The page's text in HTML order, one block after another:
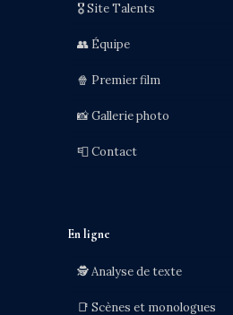
🎖️ Site Talents
👥 Équipe
🍿 Premier film
📸 Gallerie photo
📮 Contact
En ligne
🕵️ Analyse de texte
📑 Scènes et monologues